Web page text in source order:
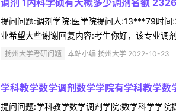
调剂 1内科学硕有大概多少调剂名额
提问问题:调剂学院:医学院提问人:13***79时
业希望大些谢谢回复内容:考生你好，该专业调
扬州大学考研问题 本站小编 扬州大学 2022-10-23
学科教学数学调剂数学学院有学科教学数
提问问题:学科教学数学调剂学院:数学科学学